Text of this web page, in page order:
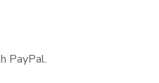
PayPal.